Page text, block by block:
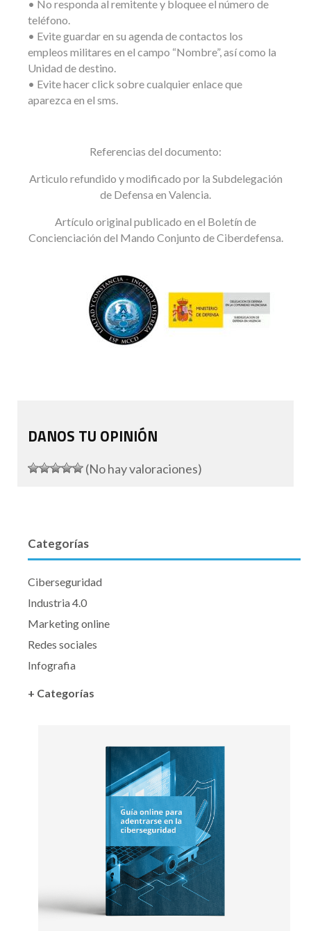
• No responda al remitente y bloquee el número de
teléfono.
• Evite guardar en su agenda de contactos los
empleos militares en el campo “Nombre”, así como la
Unidad de destino.
• Evite hacer click sobre cualquier enlace que
aparezca en el sms.
Referencias del documento:
Articulo refundido y modificado por la Subdelegación
de Defensa en Valencia.
Artículo original publicado en el Boletín de
Concienciación del Mando Conjunto de Ciberdefensa.
DANOS TU OPINIÓN
(No hay valoraciones)
Categorías
Ciberseguridad
Industria 4.0
Marketing online
Redes sociales
Infografia
+ Categorías